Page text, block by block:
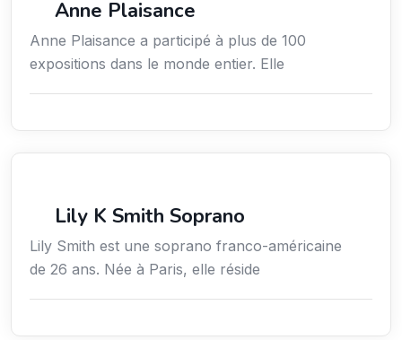
Anne Plaisance
Anne Plaisance a participé à plus de 100
expositions dans le monde entier. Elle
Lily K Smith Soprano
Lily Smith est une soprano franco-américaine
de 26 ans. Née à Paris, elle réside